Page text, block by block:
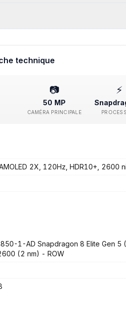
technique
📷
50 MP
CAMÉRA PRINCIPALE
⚡
2X, 120Hz, HDR10+, 2600
1-AD Snapdragon 8 Elite Gen 5
(2 nm) - ROW